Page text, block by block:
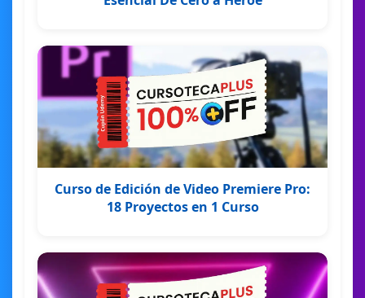
Curso de Edición de Video Premiere Pro:
18 Proyectos en 1 Curso